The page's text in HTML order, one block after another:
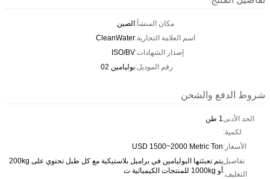
مكان المنشأ:الصين
اسم العلامة التجارية:CleanWater
إصدار الشهادات:ISO/BV
رقم الموديل:بوليامين 02
شروط الدفع والشحن
الحد الأدنى
لكمية:
1 طن
الأسعار:USD 1500~2000 Metric Ton
تفاصيل
التغليف:
يتم تعبئتها البوليامين في براميل بلاستيكية مع كل طبل تحتوي على 200kg
أو 1000kg للمنتجات الكيميائية ت